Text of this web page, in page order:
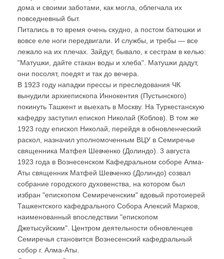
дома и своими заботами, как могла, облегчала их
повседневный быт.
Питались в то время очень скудно, а постом батюшки и
вовсе еле ноги передвигали. И службы, и требы — все
лежало на их плечах. Зайдут, бывало, к сестрам в келью:
"Матушки, дайте стакан воды и хлеба". Матушки дадут,
они посолят, поедят и так до вечера.
В 1923 году нападки прессы и преследования ЧК
вынудили архиепископа Иннокентия (Пустынского)
покинуть Ташкент и выехать в Москву. На Туркестанскую
кафедру заступил епископ Николай (Коблов). В том же
1923 году епископ Николай, перейдя в обновленческий
раскол, назначил уполномоченным ВЦУ в Семиречье
священника Матфея Шевченко (Долиндо). 3 августа
1923 года в Вознесенском Кафедральном соборе Алма-
Аты священник Матфей Шевченко (Долиндо) созвал
собрание городского духовенства, на котором был
избран "епископом Семиреченским" вдовый протоиерей
Ташкентского кафедрального Собора Алексий Марков,
наименованный впоследствии "епископом
Джетысуйским". Центром деятельности обновленцев
Семиречья становится Вознесенский кафедральный
собор г. Алма-Аты.